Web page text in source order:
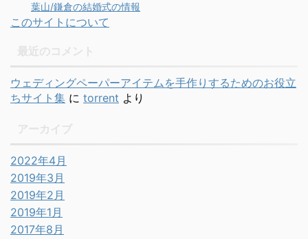
葉山/鎌倉の結婚式の情報
このサイトについて
ウェディングペーパーアイテムを手作りするためのお役立
ちサイト集 に torrent より
2022年4月
2019年3月
2019年2月
2019年1月
2017年8月